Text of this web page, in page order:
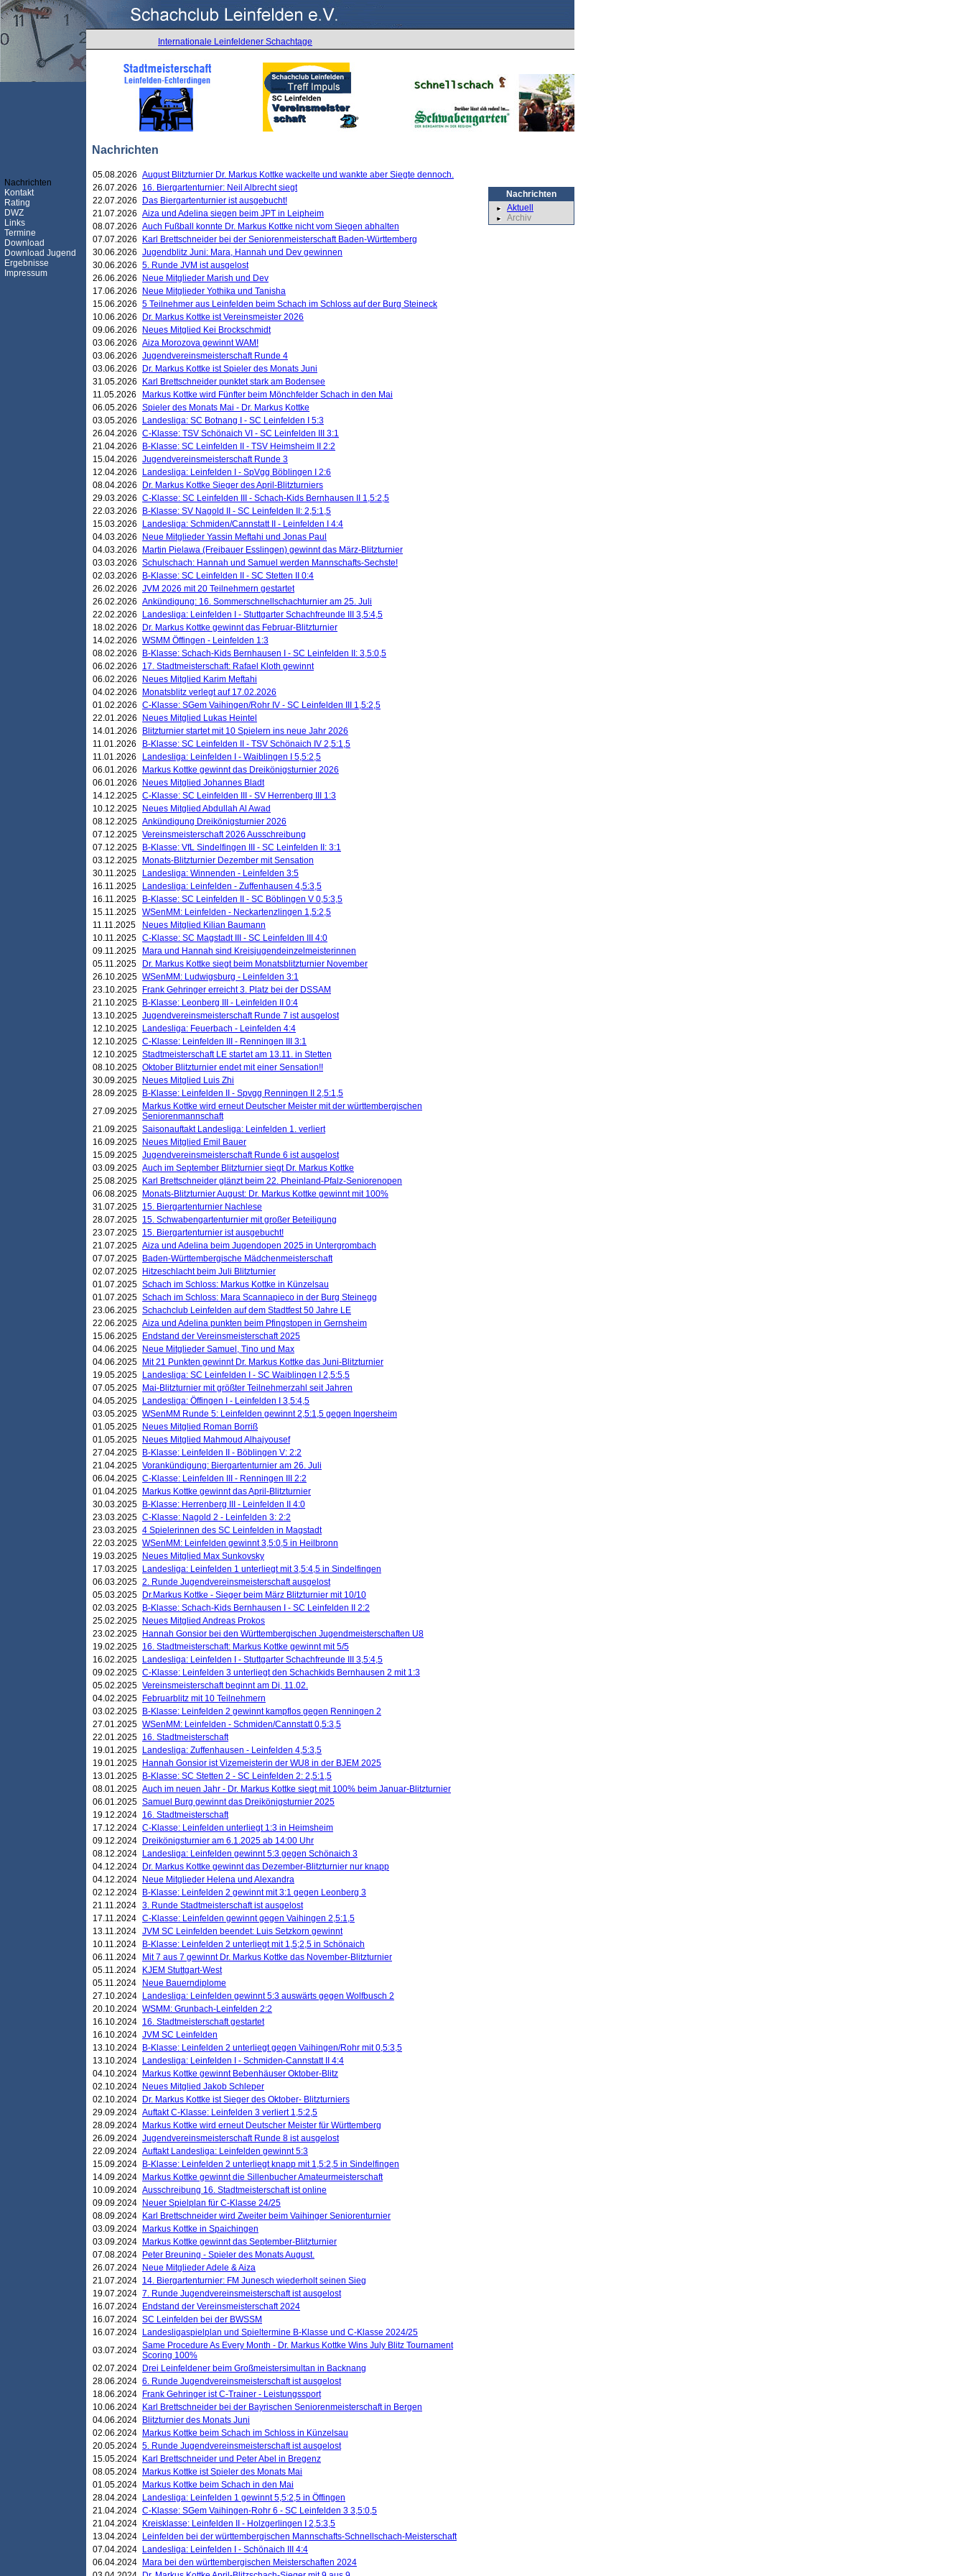
Internationale Leinfeldener Schachtage
Nachrichten
Nachrichten
Kontakt
Rating
DWZ
Links
Termine
Download
Download Jugend
Ergebnisse
Impressum
05.08.2026 August Blitzturnier Dr. Markus Kottke wackelte und wankte aber Siegte dennoch.
26.07.2026
16. Biergartenturnier: Neil Albrecht siegt
22.07.2026
Das Biergartenturnier ist ausgebucht!
21.07.2026 Aiza und Adelina siegen beim JPT in Leipheim
08.07.2026 Auch Fußball konnte Dr. Markus Kottke nicht vom Siegen abhalten
07.07.2026
Karl Brettschneider bei der Seniorenmeisterschaft Baden-Württemberg
30.06.2026 Jugendblitz Juni: Mara, Hannah und Dev gewinnen
30.06.2026 5. Runde JVM ist ausgelost
26.06.2026
Neue Mitglieder Marish und Dev
17.06.2026
Neue Mitglieder Yothika und Tanisha
15.06.2026 5 Teilnehmer aus Leinfelden beim Schach im Schloss auf der Burg Steineck
10.06.2026
Dr. Markus Kottke ist Vereinsmeister 2026
09.06.2026
Neues Mitglied Kei Brockschmidt
03.06.2026 Aiza Morozova gewinnt WAM!
03.06.2026 Jugendvereinsmeisterschaft Runde 4
03.06.2026
Dr. Markus Kottke ist Spieler des Monats Juni
31.05.2026
Karl Brettschneider punktet stark am Bodensee
11.05.2026
Markus Kottke wird Fünfter beim Mönchfelder Schach in den Mai
06.05.2026 Spieler des Monats Mai - Dr. Markus Kottke
03.05.2026
Landesliga: SC Botnang I - SC Leinfelden I 5:3
26.04.2026 C-Klasse: TSV Schönaich VI - SC Leinfelden III 3:1
21.04.2026
B-Klasse: SC Leinfelden II - TSV Heimsheim II 2:2
15.04.2026 Jugendvereinsmeisterschaft Runde 3
12.04.2026
Landesliga: Leinfelden I - SpVgg Böblingen I 2:6
08.04.2026
Dr. Markus Kottke Sieger des April-Blitzturniers
29.03.2026 C-Klasse: SC Leinfelden III - Schach-Kids Bernhausen II 1,5:2,5
22.03.2026
B-Klasse: SV Nagold II - SC Leinfelden II: 2,5:1,5
15.03.2026
Landesliga: Schmiden/Cannstatt II - Leinfelden I 4:4
04.03.2026
Neue Mitglieder Yassin Meftahi und Jonas Paul
04.03.2026
Martin Pielawa (Freibauer Esslingen) gewinnt das März-Blitzturnier
03.03.2026 Schulschach: Hannah und Samuel werden Mannschafts-Sechste!
02.03.2026
B-Klasse: SC Leinfelden II - SC Stetten II 0:4
26.02.2026 JVM 2026 mit 20 Teilnehmern gestartet
26.02.2026 Ankündigung: 16. Sommerschnellschachturnier am 25. Juli
22.02.2026
Landesliga: Leinfelden I - Stuttgarter Schachfreunde III 3,5:4,5
18.02.2026
Dr. Markus Kottke gewinnt das Februar-Blitzturnier
14.02.2026 WSMM Öffingen - Leinfelden 1:3
08.02.2026
B-Klasse: Schach-Kids Bernhausen I - SC Leinfelden II: 3,5:0,5
06.02.2026
17. Stadtmeisterschaft: Rafael Kloth gewinnt
06.02.2026
Neues Mitglied Karim Meftahi
04.02.2026
Monatsblitz verlegt auf 17.02.2026
01.02.2026 C-Klasse: SGem Vaihingen/Rohr IV - SC Leinfelden III 1,5:2,5
22.01.2026
Neues Mitglied Lukas Heintel
14.01.2026
Blitzturnier startet mit 10 Spielern ins neue Jahr 2026
11.01.2026
B-Klasse: SC Leinfelden II - TSV Schönaich IV 2,5:1,5
11.01.2026
Landesliga: Leinfelden I - Waiblingen I 5,5:2,5
06.01.2026
Markus Kottke gewinnt das Dreikönigsturnier 2026
06.01.2026
Neues Mitglied Johannes Bladt
14.12.2025 C-Klasse: SC Leinfelden III - SV Herrenberg III 1:3
10.12.2025
Neues Mitglied Abdullah Al Awad
08.12.2025 Ankündigung Dreikönigsturnier 2026
07.12.2025 Vereinsmeisterschaft 2026 Ausschreibung
07.12.2025
B-Klasse: VfL Sindelfingen III - SC Leinfelden II: 3:1
03.12.2025
Monats-Blitzturnier Dezember mit Sensation
30.11.2025
Landesliga: Winnenden - Leinfelden 3:5
16.11.2025
Landesliga: Leinfelden - Zuffenhausen 4,5:3,5
16.11.2025
B-Klasse: SC Leinfelden II - SC Böblingen V 0,5:3,5
15.11.2025 WSenMM: Leinfelden - Neckartenzlingen 1,5:2,5
11.11.2025
Neues Mitglied Kilian Baumann
10.11.2025 C-Klasse: SC Magstadt III - SC Leinfelden III 4:0
09.11.2025
Mara und Hannah sind Kreisjugendeinzelmeisterinnen
05.11.2025
Dr. Markus Kottke siegt beim Monatsblitzturnier November
26.10.2025 WSenMM: Ludwigsburg - Leinfelden 3:1
23.10.2025
Frank Gehringer erreicht 3. Platz bei der DSSAM
21.10.2025
B-Klasse: Leonberg III - Leinfelden II 0:4
13.10.2025 Jugendvereinsmeisterschaft Runde 7 ist ausgelost
12.10.2025
Landesliga: Feuerbach - Leinfelden 4:4
12.10.2025 C-Klasse: Leinfelden III - Renningen III 3:1
12.10.2025 Stadtmeisterschaft LE startet am 13.11. in Stetten
08.10.2025 Oktober Blitzturnier endet mit einer Sensation!!
30.09.2025
Neues Mitglied Luis Zhi
28.09.2025
B-Klasse: Leinfelden II - Spvgg Renningen II 2,5:1,5
27.09.2025
Markus Kottke wird erneut Deutscher Meister mit der württembergischen
Seniorenmannschaft
21.09.2025 Saisonauftakt Landesliga: Leinfelden 1. verliert
16.09.2025
Neues Mitglied Emil Bauer
15.09.2025 Jugendvereinsmeisterschaft Runde 6 ist ausgelost
03.09.2025 Auch im September Blitzturnier siegt Dr. Markus Kottke
25.08.2025
Karl Brettschneider glänzt beim 22. Pheinland-Pfalz-Seniorenopen
06.08.2025
Monats-Blitzturnier August: Dr. Markus Kottke gewinnt mit 100%
31.07.2025 15. Biergartenturnier Nachlese
28.07.2025 15. Schwabengartenturnier mit großer Beteiligung
23.07.2025 15. Biergartenturnier ist ausgebucht!
21.07.2025 Aiza und Adelina beim Jugendopen 2025 in Untergrombach
07.07.2025
Baden-Württembergische Mädchenmeisterschaft
02.07.2025
Hitzeschlacht beim Juli Blitzturnier
01.07.2025 Schach im Schloss: Markus Kottke in Künzelsau
01.07.2025 Schach im Schloss: Mara Scannapieco in der Burg Steinegg
23.06.2025 Schachclub Leinfelden auf dem Stadtfest 50 Jahre LE
22.06.2025 Aiza und Adelina punkten beim Pfingstopen in Gernsheim
15.06.2025
Endstand der Vereinsmeisterschaft 2025
04.06.2025
Neue Mitglieder Samuel, Tino und Max
04.06.2025
Mit 21 Punkten gewinnt Dr. Markus Kottke das Juni-Blitzturnier
19.05.2025
Landesliga: SC Leinfelden I - SC Waiblingen I 2,5:5,5
07.05.2025
Mai-Blitzturnier mit größter Teilnehmerzahl seit Jahren
04.05.2025
Landesliga: Öffingen I - Leinfelden I 3,5:4,5
03.05.2025 WSenMM Runde 5: Leinfelden gewinnt 2,5:1,5 gegen Ingersheim
01.05.2025
Neues Mitglied Roman Borriß
01.05.2025
Neues Mitglied Mahmoud Alhajyousef
27.04.2025
B-Klasse: Leinfelden II - Böblingen V: 2:2
21.04.2025 Vorankündigung: Biergartenturnier am 26. Juli
06.04.2025 C-Klasse: Leinfelden III - Renningen III 2:2
01.04.2025
Markus Kottke gewinnt das April-Blitzturnier
30.03.2025
B-Klasse: Herrenberg III - Leinfelden II 4:0
23.03.2025 C-Klasse: Nagold 2 - Leinfelden 3: 2:2
23.03.2025 4 Spielerinnen des SC Leinfelden in Magstadt
22.03.2025 WSenMM: Leinfelden gewinnt 3,5:0,5 in Heilbronn
19.03.2025
Neues Mitglied Max Sunkovsky
17.03.2025
Landesliga: Leinfelden 1 unterliegt mit 3,5:4,5 in Sindelfingen
06.03.2025 2. Runde Jugendvereinsmeisterschaft ausgelost
05.03.2025
Dr.Markus Kottke - Sieger beim März Blitzturnier mit 10/10
02.03.2025
B-Klasse: Schach-Kids Bernhausen I - SC Leinfelden II 2:2
25.02.2025
Neues Mitglied Andreas Prokos
23.02.2025
Hannah Gonsior bei den Württembergischen Jugendmeisterschaften U8
19.02.2025 16. Stadtmeisterschaft: Markus Kottke gewinnt mit 5/5
16.02.2025
Landesliga: Leinfelden I - Stuttgarter Schachfreunde III 3,5:4,5
09.02.2025 C-Klasse: Leinfelden 3 unterliegt den Schachkids Bernhausen 2 mit 1:3
05.02.2025 Vereinsmeisterschaft beginnt am Di, 11.02.
04.02.2025
Februarblitz mit 10 Teilnehmern
03.02.2025
B-Klasse: Leinfelden 2 gewinnt kampflos gegen Renningen 2
27.01.2025 WSenMM: Leinfelden - Schmiden/Cannstatt 0,5:3,5
22.01.2025 16. Stadtmeisterschaft
19.01.2025
Landesliga: Zuffenhausen - Leinfelden 4,5:3,5
19.01.2025
Hannah Gonsior ist Vizemeisterin der WU8 in der BJEM 2025
13.01.2025
B-Klasse: SC Stetten 2 - SC Leinfelden 2: 2,5:1,5
08.01.2025 Auch im neuen Jahr - Dr. Markus Kottke siegt mit 100% beim Januar-Blitzturnier
06.01.2025 Samuel Burg gewinnt das Dreikönigsturnier 2025
19.12.2024 16. Stadtmeisterschaft
17.12.2024 C-Klasse: Leinfelden unterliegt 1:3 in Heimsheim
09.12.2024
Dreikönigsturnier am 6.1.2025 ab 14:00 Uhr
08.12.2024
Landesliga: Leinfelden gewinnt 5:3 gegen Schönaich 3
04.12.2024
Dr. Markus Kottke gewinnt das Dezember-Blitzturnier nur knapp
04.12.2024
Neue Mitglieder Helena und Alexandra
02.12.2024
B-Klasse: Leinfelden 2 gewinnt mit 3:1 gegen Leonberg 3
21.11.2024 3. Runde Stadtmeisterschaft ist ausgelost
17.11.2024 C-Klasse: Leinfelden gewinnt gegen Vaihingen 2,5:1,5
13.11.2024 JVM SC Leinfelden beendet: Luis Setzkorn gewinnt
10.11.2024
B-Klasse: Leinfelden 2 unterliegt mit 1,5;2,5 in Schönaich
06.11.2024
Mit 7 aus 7 gewinnt Dr. Markus Kottke das November-Blitzturnier
05.11.2024
KJEM Stuttgart-West
05.11.2024
Neue Bauerndiplome
27.10.2024
Landesliga: Leinfelden gewinnt 5:3 auswärts gegen Wolfbusch 2
20.10.2024 WSMM: Grunbach-Leinfelden 2:2
16.10.2024 16. Stadtmeisterschaft gestartet
16.10.2024 JVM SC Leinfelden
13.10.2024
B-Klasse: Leinfelden 2 unterliegt gegen Vaihingen/Rohr mit 0,5:3,5
13.10.2024
Landesliga: Leinfelden I - Schmiden-Cannstatt II 4:4
04.10.2024
Markus Kottke gewinnt Bebenhäuser Oktober-Blitz
02.10.2024
Neues Mitglied Jakob Schleper
02.10.2024
Dr. Markus Kottke ist Sieger des Oktober- Blitzturniers
29.09.2024 Auftakt C-Klasse: Leinfelden 3 verliert 1,5:2,5
28.09.2024
Markus Kottke wird erneut Deutscher Meister für Württemberg
26.09.2024 Jugendvereinsmeisterschaft Runde 8 ist ausgelost
22.09.2024 Auftakt Landesliga: Leinfelden gewinnt 5:3
15.09.2024
B-Klasse: Leinfelden 2 unterliegt knapp mit 1,5:2,5 in Sindelfingen
14.09.2024
Markus Kottke gewinnt die Sillenbucher Amateurmeisterschaft
10.09.2024 Ausschreibung 16. Stadtmeisterschaft ist online
09.09.2024
Neuer Spielplan für C-Klasse 24/25
08.09.2024
Karl Brettschneider wird Zweiter beim Vaihinger Seniorenturnier
03.09.2024
Markus Kottke in Spaichingen
03.09.2024
Markus Kottke gewinnt das September-Blitzturnier
07.08.2024
Peter Breuning - Spieler des Monats August.
26.07.2024
Neue Mitglieder Adele & Aiza
21.07.2024 14. Biergartenturnier: FM Junesch wiederholt seinen Sieg
19.07.2024 7. Runde Jugendvereinsmeisterschaft ist ausgelost
16.07.2024
Endstand der Vereinsmeisterschaft 2024
16.07.2024 SC Leinfelden bei der BWSSM
16.07.2024
Landesligaspielplan und Spieltermine B-Klasse und C-Klasse 2024/25
03.07.2024 Same Procedure As Every Month - Dr. Markus Kottke Wins July Blitz Tournament
Scoring 100%
02.07.2024
Drei Leinfeldener beim Großmeistersimultan in Backnang
28.06.2024 6. Runde Jugendvereinsmeisterschaft ist ausgelost
18.06.2024
Frank Gehringer ist C-Trainer - Leistungssport
10.06.2024
Karl Brettschneider bei der Bayrischen Seniorenmeisterschaft in Bergen
04.06.2024
Blitzturnier des Monats Juni
02.06.2024
Markus Kottke beim Schach im Schloss in Künzelsau
20.05.2024 5. Runde Jugendvereinsmeisterschaft ist ausgelost
15.05.2024
Karl Brettschneider und Peter Abel in Bregenz
08.05.2024
Markus Kottke ist Spieler des Monats Mai
01.05.2024
Markus Kottke beim Schach in den Mai
28.04.2024
Landesliga: Leinfelden 1 gewinnt 5,5:2,5 in Öffingen
21.04.2024 C-Klasse: SGem Vaihingen-Rohr 6 - SC Leinfelden 3 3,5:0,5
21.04.2024
Kreisklasse: Leinfelden II - Holzgerlingen I 2,5:3,5
13.04.2024
Leinfelden bei der württembergischen Mannschafts-Schnellschach-Meisterschaft
07.04.2024
Landesliga: Leinfelden I - Schönaich III 4:4
06.04.2024
Mara bei den württembergischen Meisterschaften 2024
Nachrichten
Aktuell
Archiv